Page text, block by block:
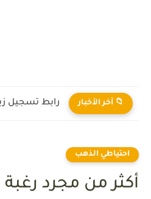
📁 آخر الأخبار رابط تسجيل
احتياطي الذهب
أكثر من مجرد رغبة